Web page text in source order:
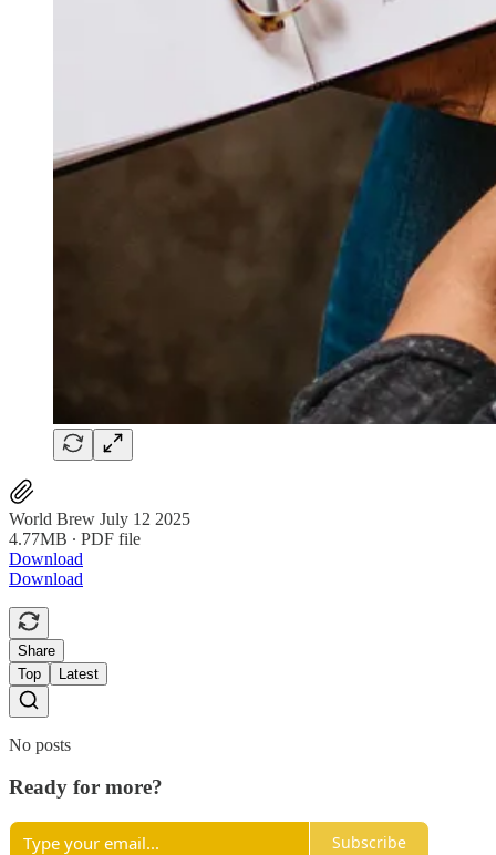
World Brew July 12 2025
4.77MB ∙ PDF file
Download
Download
Share
Top
Latest
No posts
Ready for more?
Subscribe